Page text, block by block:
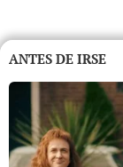
ANTES DE IRSE